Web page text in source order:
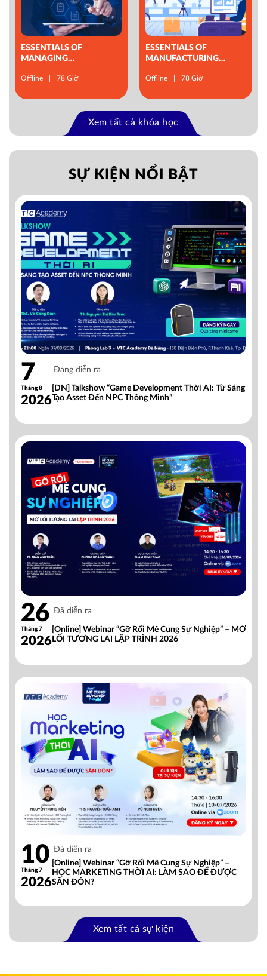
ESSENTIALS OF
MANAGING
OPERATIONS
Offline 78 Giờ
ESSENTIALS OF
MANUFACTURING
MANAGEMENT
Offline 78 Giờ
Xem tất cả khóa học
SỰ KIỆN NỔI BẬT
7
Tháng 8
2026
Đang diễn ra
[DN] Talkshow “Game Development Thời AI: Từ Sáng
Tạo Asset Đến NPC Thông Minh”
26
Tháng 7
2026
Đã diễn ra
[Online] Webinar “Gỡ Rối Mê Cung Sự Nghiệp” – MỞ
LỐI TƯƠNG LAI LẬP TRÌNH 2026
10
Tháng 7
2026
Đã diễn ra
[Online] Webinar “Gỡ Rối Mê Cung Sự Nghiệp” –
HỌC MARKETING THỜI AI: LÀM SAO ĐỂ ĐƯỢC
SĂN ĐÓN?
Xem tất cả sự kiện